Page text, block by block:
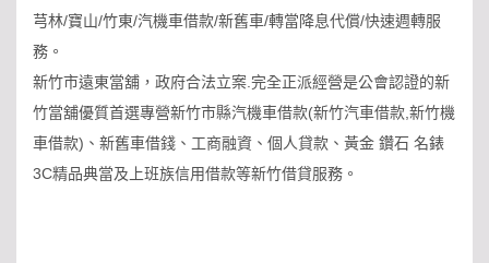
芎林/寶山/竹東/汽機車借款/新舊車/轉當降息代償/快速週轉服
務。
新竹市遠東當舖，政府合法立案.完全正派經營是公會認證的新
竹當舖優質首選專營新竹市縣汽機車借款(新竹汽車借款,新竹機
車借款)、新舊車借錢、工商融資、個人貸款、黃金 鑽石 名錶
3C精品典當及上班族信用借款等新竹借貸服務。